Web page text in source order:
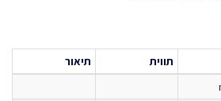
תווית
תיאור